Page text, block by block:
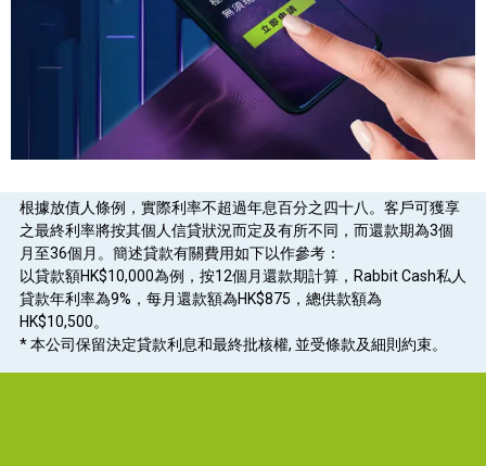
根據放債人條例，實際利率不超過年息百分之四十八。客戶可獲享
之最終利率將按其個人信貸狀況而定及有所不同，而還款期為3個
月至36個月。簡述貸款有關費用如下以作參考：
以貸款額HK$10,000為例，按12個月還款期計算，Rabbit Cash私人
貸款年利率為9%，每月還款額為HK$875，總供款額為
HK$10,500。
* 本公司保留決定貸款利息和最終批核權, 並受條款及細則約束。